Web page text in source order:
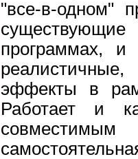
"все-в-одном"
программах, и
эффекты в
Работает и